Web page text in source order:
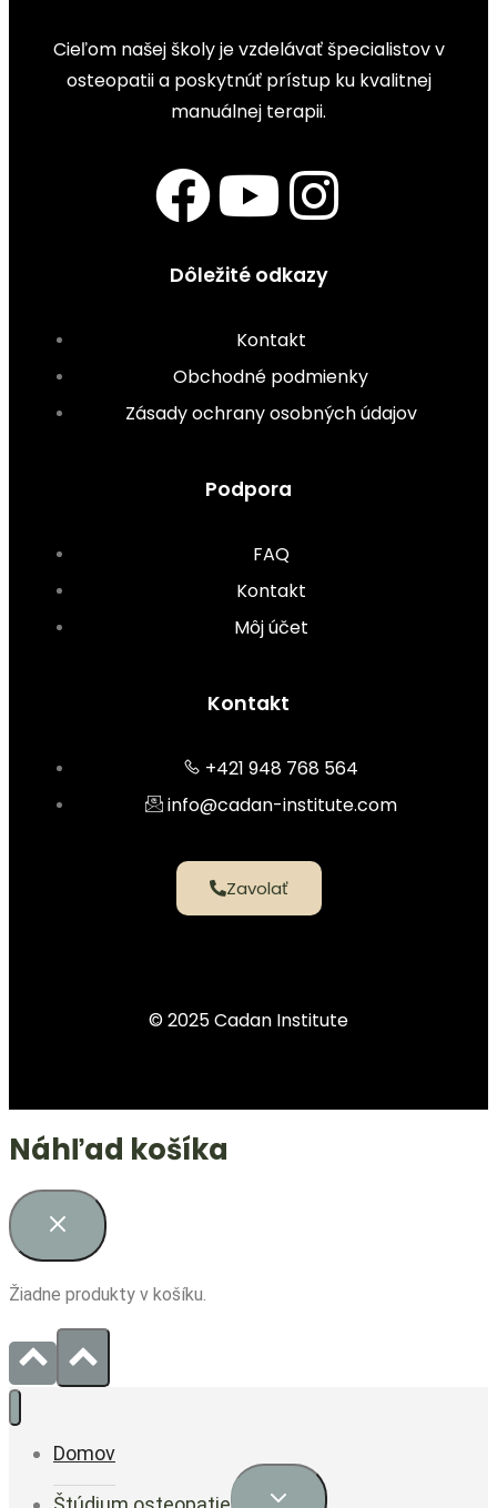
Cieľom našej školy je vzdelávať špecialistov v
osteopatii a poskytnúť prístup ku kvalitnej
manuálnej terapii.
Dôležité odkazy
Kontakt
Obchodné podmienky
Zásady ochrany osobných údajov
Podpora
FAQ
Kontakt
Môj účet
Kontakt
+421 948 768 564
info@cadan-institute.com
Zavolať
© 2025 Cadan Institute
Náhľad košíka
Žiadne produkty v košíku.
Domov